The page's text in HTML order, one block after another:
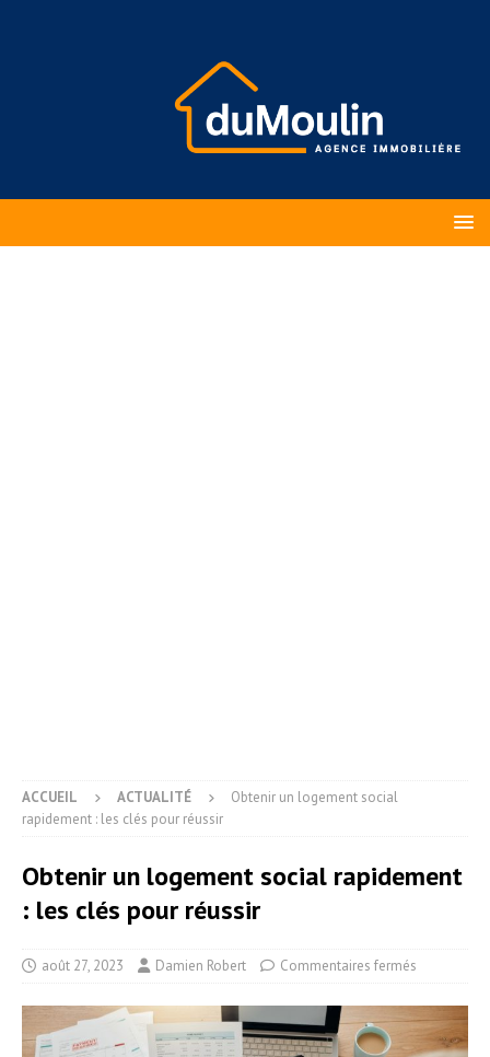
ACCUEIL ACTUALITÉ
Obtenir un logement social
rapidement : les clés pour réussir
Obtenir un logement social rapidement
: les clés pour réussir
août 27, 2023 Damien Robert Commentaires fermés